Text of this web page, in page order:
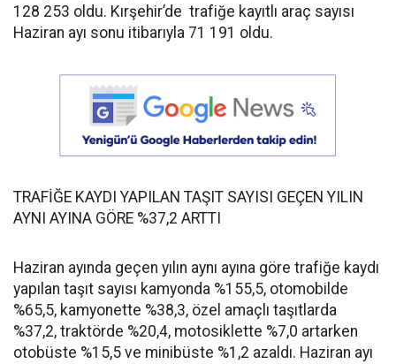
128 253 oldu. Kırşehir’de trafiğe kayıtlı araç sayısı
Haziran ayı sonu itibarıyla 71 191 oldu.
TRAFİĞE KAYDI YAPILAN TAŞIT SAYISI GEÇEN YILIN
AYNI AYINA GÖRE %37,2 ARTTI
Haziran ayında geçen yılın aynı ayına göre trafiğe kaydı
yapılan taşıt sayısı kamyonda %155,5, otomobilde
%65,5, kamyonette %38,3, özel amaçlı taşıtlarda
%37,2, traktörde %20,4, motosiklette %7,0 artarken
otobüste %15,5 ve minibüste %1,2 azaldı. Haziran ayı